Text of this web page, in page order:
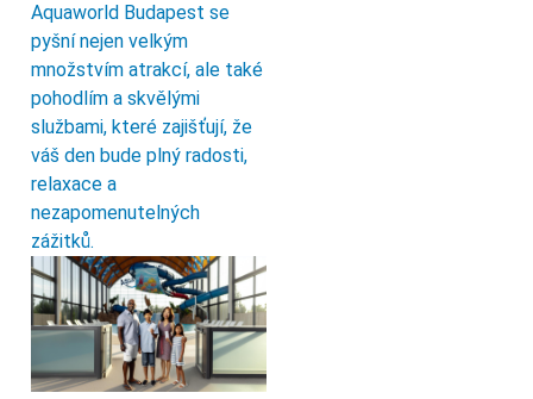
Aquaworld Budapest se
pyšní nejen velkým
množstvím atrakcí, ale také
pohodlím a skvělými
službami, které zajišťují, že
váš den bude plný radosti,
relaxace a
nezapomenutelných
zážitků.